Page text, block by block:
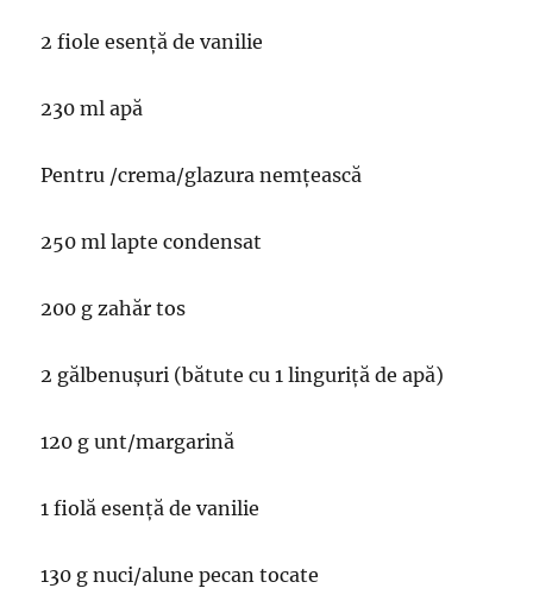
2 fiole esență de vanilie
230 ml apă
Pentru /crema/glazura nemțească
250 ml lapte condensat
200 g zahăr tos
2 gălbenușuri (bătute cu 1 linguriță de apă)
120 g unt/margarină
1 fiolă esență de vanilie
130 g nuci/alune pecan tocate